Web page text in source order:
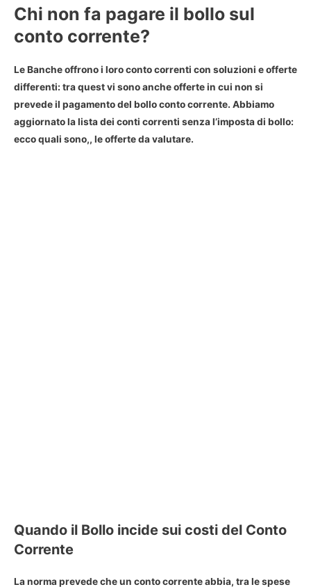
Chi non fa pagare il bollo sul
conto corrente?
Le Banche offrono i loro conto correnti con soluzioni e offerte
differenti: tra quest vi sono anche offerte in cui non si
prevede il pagamento del bollo conto corrente. Abbiamo
aggiornato la lista dei conti correnti senza l’imposta di bollo:
ecco quali sono,, le offerte da valutare.
Quando il Bollo incide sui costi del Conto
Corrente
La norma prevede che un conto corrente abbia, tra le spese